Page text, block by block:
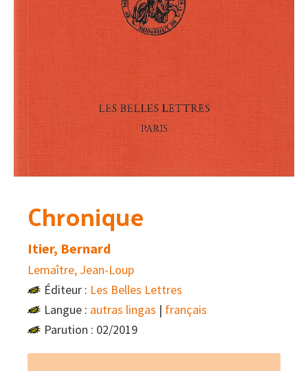
Chronique
Itier, Bernard
Lemaître, Jean-Loup
Éditeur : Les Belles Lettres
Langue : autras lingas | français
Parution : 02/2019